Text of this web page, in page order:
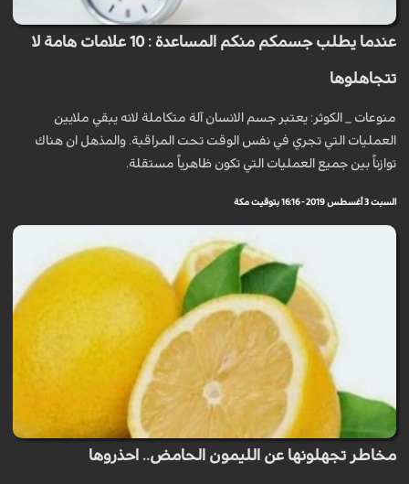
عندما يطلب جسمكم منكم المساعدة : 10 علامات هامة لا
تتجاهلوها
منوعات _ الكوثر: يعتبر جسم الانسان آلة متكاملة لانه يبقي ملايين
العمليات التي تجري في نفس الوقت تحت المراقبة. والمذهل ان هناك
توازناً بين جميع العمليات التي تكون ظاهرياً مستقلة.
السبت 3 أغسطس 2019 - 16:16 بتوقيت مكة
مخاطر تجهلونها عن الليمون الحامض.. احذروها